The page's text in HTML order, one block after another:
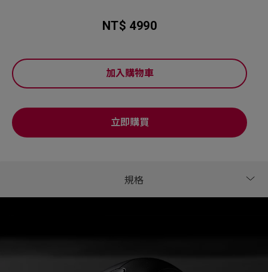
NT$ 4990
加入購物車
立即購買